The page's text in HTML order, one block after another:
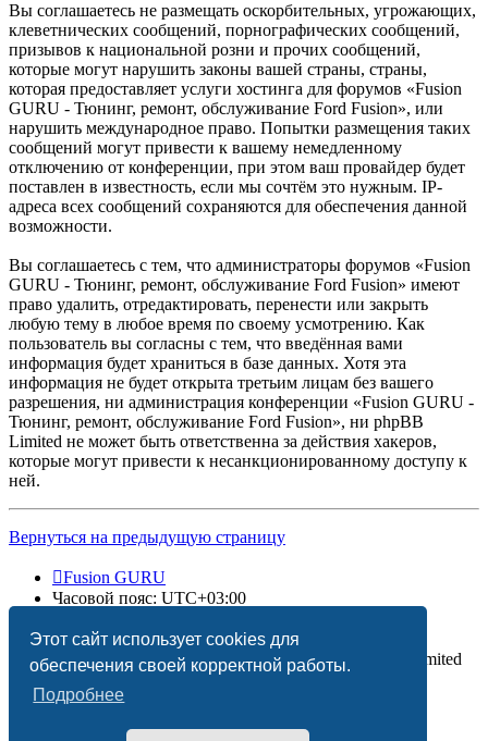
Этот сайт использует cookies для
обеспечения своей корректной работы.
Подробнее
Вы соглашаетесь не размещать оскорбительных, угрожающих,
клеветнических сообщений, порнографических сообщений,
призывов к национальной розни и прочих сообщений,
которые могут нарушить законы вашей страны, страны,
которая предоставляет услуги хостинга для форумов «Fusion
GURU - Тюнинг, ремонт, обслуживание Ford Fusion», или
нарушить международное право. Попытки размещения таких
сообщений могут привести к вашему немедленному
отключению от конференции, при этом ваш провайдер будет
поставлен в известность, если мы сочтём это нужным. IP-
адреса всех сообщений сохраняются для обеспечения данной
возможности.
Вы соглашаетесь с тем, что администраторы форумов «Fusion
GURU - Тюнинг, ремонт, обслуживание Ford Fusion» имеют
право удалить, отредактировать, перенести или закрыть
любую тему в любое время по своему усмотрению. Как
пользователь вы согласны с тем, что введённая вами
информация будет храниться в базе данных. Хотя эта
информация не будет открыта третьим лицам без вашего
разрешения, ни администрация конференции «Fusion GURU -
Тюнинг, ремонт, обслуживание Ford Fusion», ни phpBB
Limited не может быть ответственна за действия хакеров,
которые могут привести к несанкционированному доступу к
ней.
Вернуться на предыдущую страницу
Fusion GURU
Часовой пояс: UTC+03:00
Создано на основеphpBB® Forum Software © phpBB Limited